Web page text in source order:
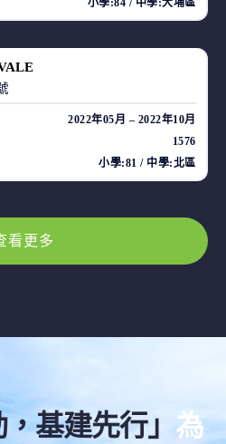
2022年05月 – 2022年10月
1576
小學:81 / 中學:北區
看更多
基建先行」 為